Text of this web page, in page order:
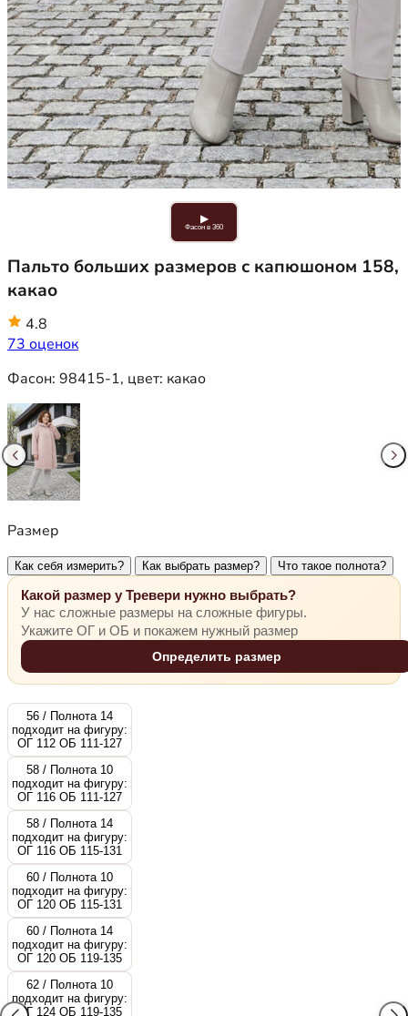
▶
Фасон в 360
Пальто больших размеров с капюшоном 158,
какао
4.8
73 оценок
Фасон: 98415-1, цвет: какао
Размер
Как себя измерить? Как выбрать размер? Что такое полнота?
Какой размер у Тревери нужно выбрать?
У нас сложные размеры на сложные фигуры.
Укажите ОГ и ОБ и покажем нужный размер
Определить размер
56 / Полнота 14
подходит на фигуру:
ОГ 112 ОБ 111-127
58 / Полнота 10
подходит на фигуру:
ОГ 116 ОБ 111-127
58 / Полнота 14
подходит на фигуру:
ОГ 116 ОБ 115-131
60 / Полнота 10
подходит на фигуру:
ОГ 120 ОБ 115-131
60 / Полнота 14
подходит на фигуру:
ОГ 120 ОБ 119-135
62 / Полнота 10
подходит на фигуру:
ОГ 124 ОБ 119-135